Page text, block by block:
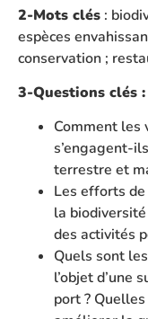
2-Mots clés :
espèces
conservation ;
3-Questions clés :
Comment les
s’engagent-
terrestre et
Les efforts
la
des activités
Quels sont
l’objet d’une
port ?